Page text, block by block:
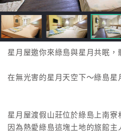
跟
飯
店
訂
HOT
色
星月屋邀你來綠島與星月共眠，
在無光害的星月天空下～綠島星
星月屋渡假山莊位於綠島上南寮
因為熱愛綠島這塊土地的旅館主